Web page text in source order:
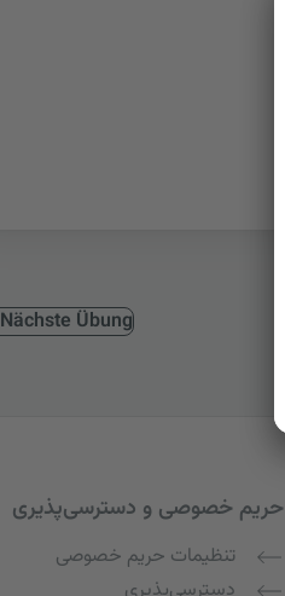
Nächste Übung
حریم خصوصی و دسترسی‌پذیری
تنظیمات حریم خصوصی